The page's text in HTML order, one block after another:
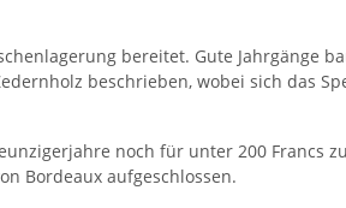
bereitet. Gute Jahrgänge
beschrieben, wobei sich das
noch für unter 200 Francs
Bordeaux aufgeschlossen.